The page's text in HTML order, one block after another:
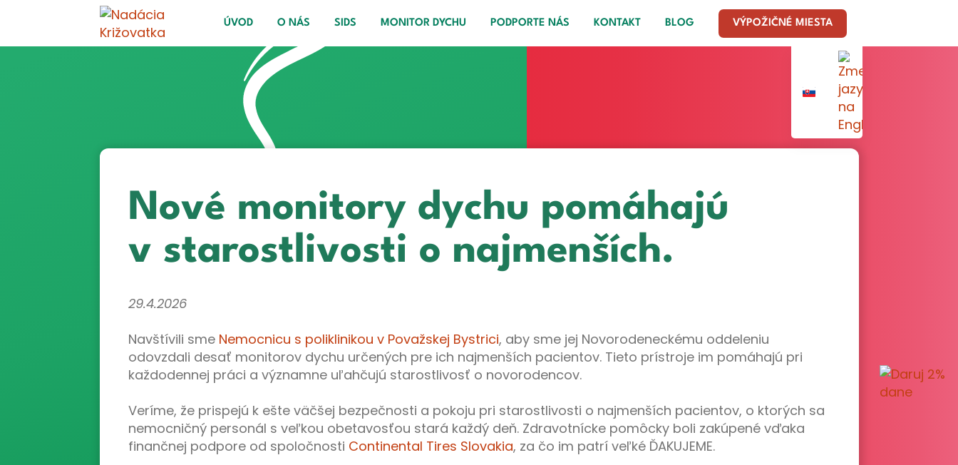
ÚVOD O NÁS SIDS MONITOR DYCHU PODPORTE NÁS KONTAKT BLOG VÝPOŽIČNÉ MIESTA
Nové monitory dychu pomáhajú
v starostlivosti o najmenších.
29.4.2026
Navštívili sme Nemocnicu s poliklinikou v Považskej Bystrici, aby sme jej Novorodeneckému oddeleniu
odovzdali desať monitorov dychu určených pre ich najmenších pacientov. Tieto prístroje im pomáhajú pri
každodennej práci a významne uľahčujú starostlivosť o novorodencov.
Veríme, že prispejú k ešte väčšej bezpečnosti a pokoju pri starostlivosti o najmenších pacientov, o ktorých sa
nemocničný personál s veľkou obetavosťou stará každý deň. Zdravotnícke pomôcky boli zakúpené vďaka
finančnej podpore od spoločnosti Continental Tires Slovakia, za čo im patrí veľké ĎAKUJEME.